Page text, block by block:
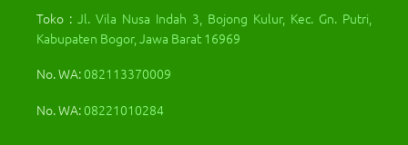
Toko : Jl. Vila Nusa Indah 3, Bojong Kulur, Kec. Gn. Putri,
Kabupaten Bogor, Jawa Barat 16969
No. WA: 082113370009
No. WA: 08221010284